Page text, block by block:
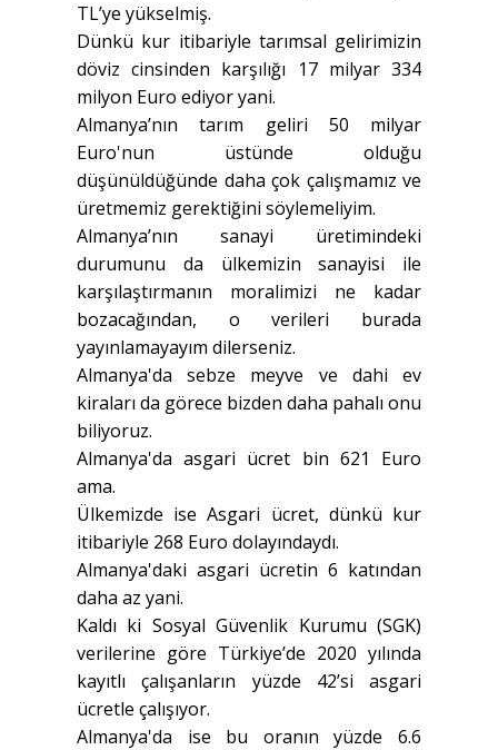
TL’ye yükselmiş.
Dünkü kur itibariyle tarımsal gelirimizin
döviz cinsinden karşılığı 17 milyar 334
milyon Euro ediyor yani.
Almanya’nın tarım geliri 50 milyar
Euro'nun üstünde olduğu
düşünüldüğünde daha çok çalışmamız ve
üretmemiz gerektiğini söylemeliyim.
Almanya’nın sanayi üretimindeki
durumunu da ülkemizin sanayisi ile
karşılaştırmanın moralimizi ne kadar
bozacağından, o verileri burada
yayınlamayayım dilerseniz.
Almanya'da sebze meyve ve dahi ev
kiraları da görece bizden daha pahalı onu
biliyoruz.
Almanya'da asgari ücret bin 621 Euro
ama.
Ülkemizde ise Asgari ücret, dünkü kur
itibariyle 268 Euro dolayındaydı.
Almanya'daki asgari ücretin 6 katından
daha az yani.
Kaldı ki Sosyal Güvenlik Kurumu (SGK)
verilerine göre Türkiye’de 2020 yılında
kayıtlı çalışanların yüzde 42’si asgari
ücretle çalışıyor.
Almanya'da ise bu oranın yüzde 6.6